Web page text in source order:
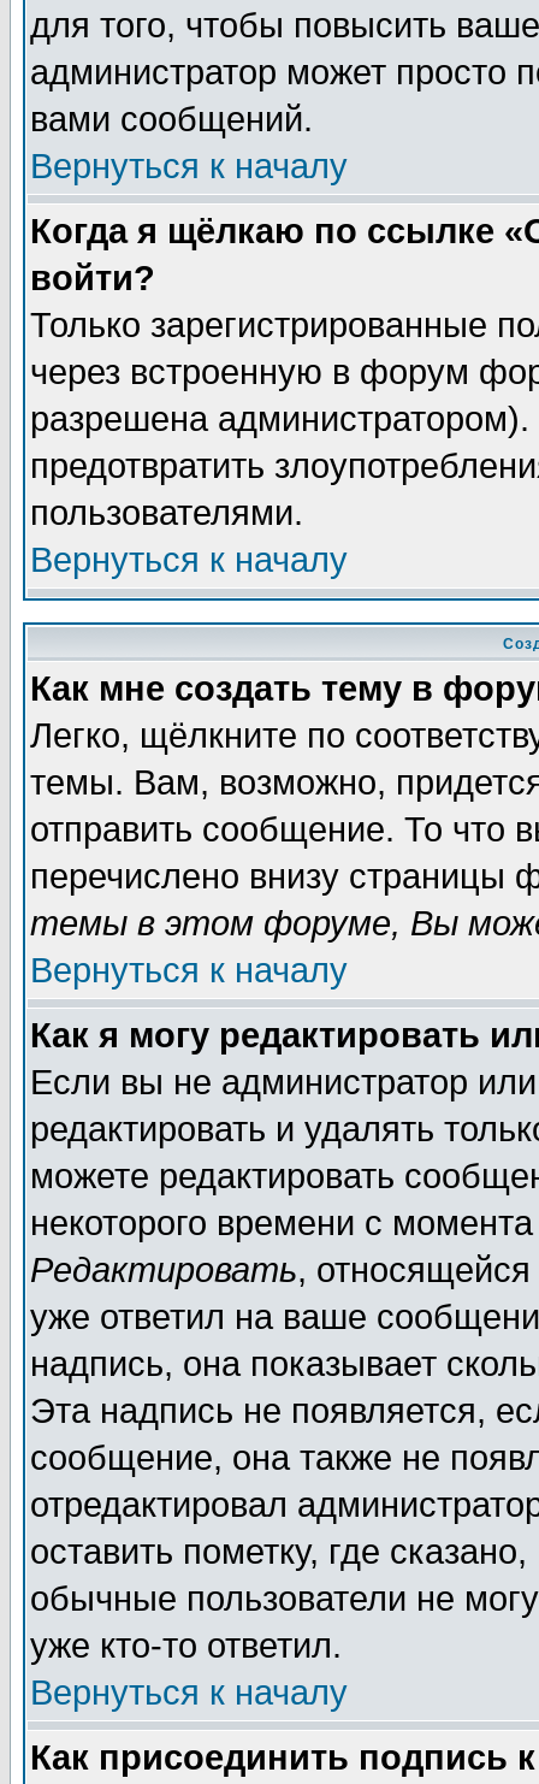
для того, чтобы повысить
администратор может просто
вами сообщений.
Вернуться к началу
Когда я щёлкаю по ссылке
войти?
Только зарегистрированные
через встроенную в форум
разрешена
предотвратить
пользователями.
Вернуться к началу
Как мне создать тему в
Легко, щёлкните по
темы. Вам, возможно,
отправить сообщение. То что
перечислено внизу страницы
темы в этом форуме, Вы
Вернуться к началу
Как я могу редактировать
Если вы не администратор
редактировать и удалять
можете редактировать
некоторого времени с
Редактировать,
уже ответил на ваше
надпись, она показывает
Эта надпись не появляется,
сообщение, она также не
отредактировал
оставить пометку, где
обычные пользователи не
уже кто-то ответил.
Вернуться к началу
Как присоединить подпись